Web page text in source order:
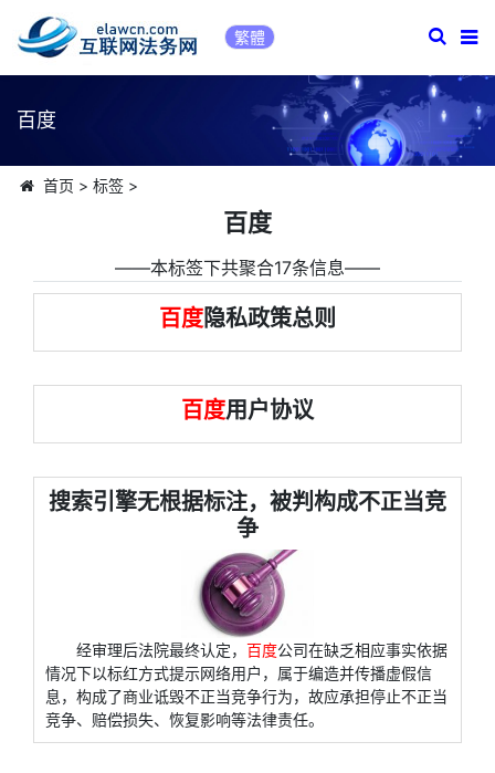
繁體
百度
首页 > 标签>
百度
――本标签下共聚合17条信息――
百度隐私政策总则
百度用户协议
搜索引擎无根据标注，被判构成不正当竞
争
经审理后法院最终认定， 百度公司在缺乏相应事实依据
情况下以标红方式提示网络用户，属于编造并传播虚假信
息，构成了商业诋毁不正当竞争行为，故应承担停止不正当
竞争、赔偿损失、恢复影响等法律责任。